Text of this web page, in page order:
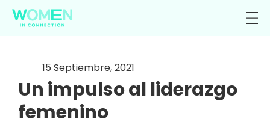
15 Septiembre, 2021
Un impulso al liderazgo
femenino